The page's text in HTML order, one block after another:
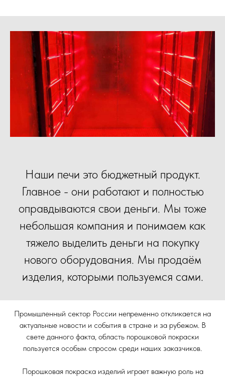
Наши печи это бюджетный продукт.
Главное - они работают и полностью
оправдываются свои деньги. Мы тоже
небольшая компания и понимаем как
тяжело выделить деньги на покупку
нового оборудования. Мы продаём
изделия, которыми пользуемся сами.
Промышленный сектор России непременно откликается на
актуальные новости и события в стране и за рубежом. В
свете данного факта, область порошковой покраски
пользуется особым спросом среди наших заказчиков.
Порошковая покраска изделий играет важную роль на